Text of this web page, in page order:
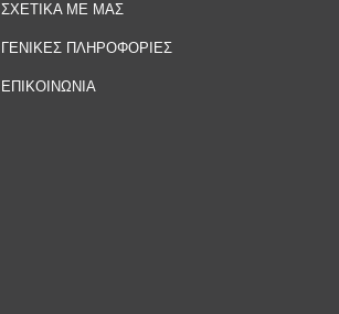
ΣΧΕΤΙΚΑ ΜΕ ΜΑΣ
ΓΕΝΙΚΕΣ ΠΛΗΡΟΦΟΡΙΕΣ
ΕΠΙΚΟΙΝΩΝΙΑ